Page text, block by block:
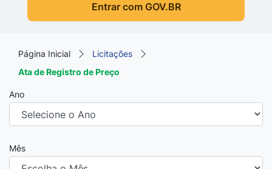
Entrar com GOV.BR
Página Inicial
Licitações
Ata de Registro de Preço
Ano
Mês